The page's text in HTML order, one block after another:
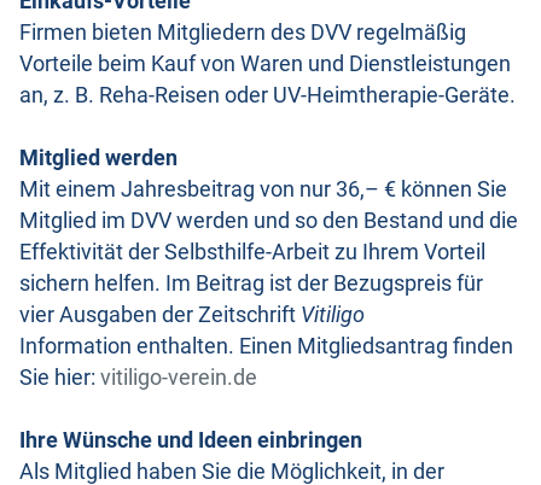
Firmen bieten Mitgliedern des DVV regelmäßig
Vorteile beim Kauf von Waren und Dienstleistungen
an, z. B. Reha-Reisen oder UV-Heimtherapie-Geräte.
Mitglied werden
Mit einem Jahresbeitrag von nur 36,– € können Sie
Mitglied im DVV werden und so den Bestand und die
Effektivität der Selbsthilfe-Arbeit zu Ihrem Vorteil
sichern helfen. Im Beitrag ist der Bezugspreis für
vier Ausgaben der Zeitschrift Vitiligo
Information enthalten. Einen Mitgliedsantrag finden
Sie hier: vitiligo-verein.de
Ihre Wünsche und Ideen einbringen
Als Mitglied haben Sie die Möglichkeit, in der